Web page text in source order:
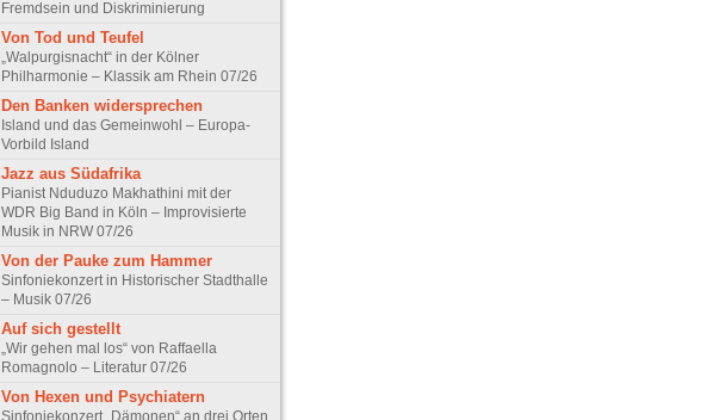
Fremdsein und Diskriminierung
Von Tod und Teufel
„Walpurgisnacht“ in der Kölner
Philharmonie – Klassik am Rhein 07/26
Den Banken widersprechen
Island und das Gemeinwohl – Europa-
Vorbild Island
Jazz aus Südafrika
Pianist Nduduzo Makhathini mit der
WDR Big Band in Köln – Improvisierte
Musik in NRW 07/26
Von der Pauke zum Hammer
Sinfoniekonzert in Historischer Stadthalle
– Musik 07/26
Auf sich gestellt
„Wir gehen mal los“ von Raffaella
Romagnolo – Literatur 07/26
Von Hexen und Psychiatern
Sinfoniekonzert „Dämonen“ an drei Orten